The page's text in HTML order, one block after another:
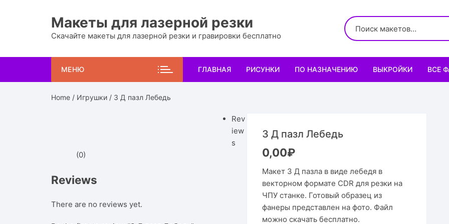
Макеты для лазерной резки
Скачайте макеты для лазерной резки и гравировки бесплатно
МЕНЮ ГЛАВНАЯ РИСУНКИ
Орнаменты
Рисованные рамки
Мандала
ПО НАЗНАЧЕНИЮ
Для праздника
Подставки
Украшение и интерьер
ВЫКРОЙКИ
Выкройки обуви
ВСЕ
Home / Игрушки / 3 Д пазл Лебедь
3 Д пазл Лебедь
0,00₽
Макет 3 Д пазла в виде лебедя в
векторном формате CDR для резки на
ЧПУ станке. Готовый образец из
фанеры представлен на фото. Файл
можно скачать бесплатно.
Rev
iew
s
(0)
Reviews
There are no reviews yet.